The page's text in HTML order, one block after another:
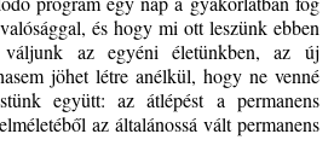
és hogy mi ott leszünk ebben
az egyéni életünkben, az új
jöhet létre anélkül, hogy ne venné
együtt: az átlépést a permanens
az általánossá vált permanens